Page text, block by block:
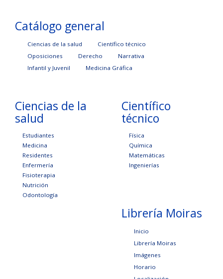
Catálogo general
Ciencias de la salud
Científico técnico
Oposiciones
Derecho
Narrativa
Infantil y Juvenil
Medicina Gráfica
Ciencias de la
salud
Estudiantes
Medicina
Residentes
Enfermería
Fisioterapia
Nutrición
Odontología
Científico
técnico
Física
Química
Matemáticas
Ingenierías
Librería Moiras
Inicio
Librería Moiras
Imágenes
Horario